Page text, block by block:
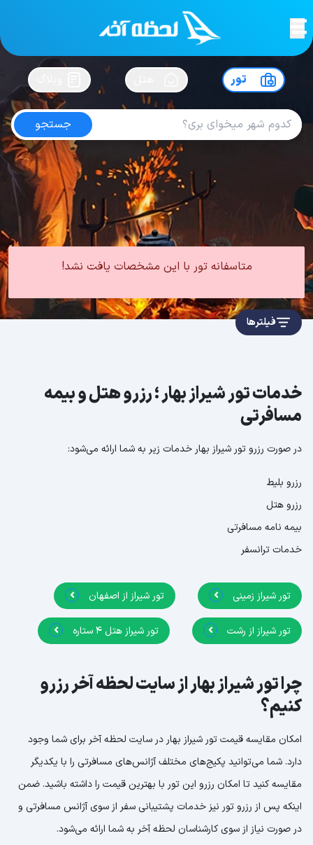
لحظه آخرسفرت رو بساز !
تور
جستجو
تور شیراز بهار
4.9 از5| از102 کاربر
لحظه آخر تور داخلی تور شیراز تور شیراز بهار
متاسفانه تور با این مشخصات یافت نشد!
فیلترها
خدمات تور شیراز بهار ؛ رزرو هتل و بیمه
مسافرتی
در صورت رزرو تور شیراز بهار خدمات زیر به شما ارائه می‌شود:
رزرو بلیط
رزرو هتل
بیمه نامه مسافرتی
خدمات ترانسفر
تور شیراز زمینی تور شیراز از اصفهان
تور شیراز از رشت تور شیراز هتل 4 ستاره
چرا تور شیراز بهار از سایت لحظه آخر رزرو
کنیم؟
امکان مقایسه قیمت تور شیراز بهار در سایت لحظه آخر برای شما وجود
دارد. شما می‌توانید پکیج‌های مختلف آژانس‌های مسافرتی را با یکدیگر
مقایسه کنید تا امکان رزرو این تور با بهترین قیمت را داشته باشید. ضمن
اینکه پس از رزرو تور نیز خدمات پشتیبانی سفر از سوی آژانس مسافرتی و
در صورت نیاز از سوی کارشناسان لحظه آخر به شما ارائه می‌شود.